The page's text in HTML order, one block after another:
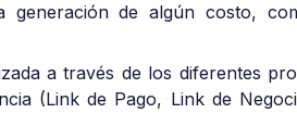
generación de algún costo,
a través de los diferentes
(Link de Pago, Link de